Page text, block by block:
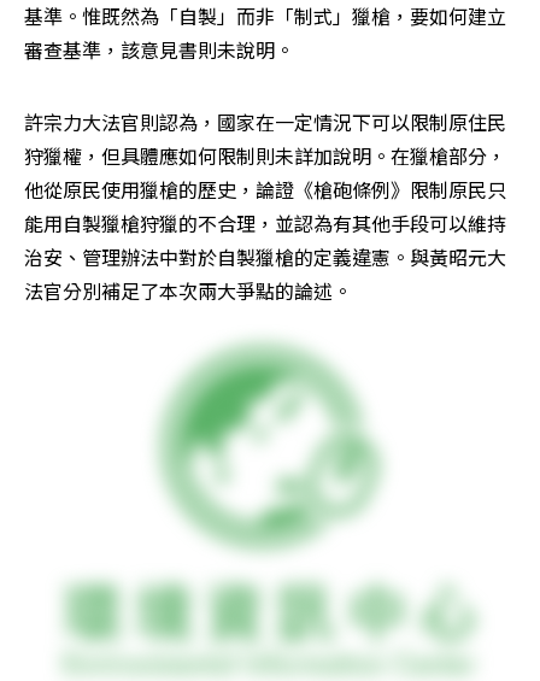
基準。惟既然為「自製」而非「制式」獵槍，要如何建立
審查基準，該意見書則未說明。
許宗力大法官則認為，國家在一定情況下可以限制原住民
狩獵權，但具體應如何限制則未詳加說明。在獵槍部分，
他從原民使用獵槍的歷史，論證《槍砲條例》限制原民只
能用自製獵槍狩獵的不合理，並認為有其他手段可以維持
治安、管理辦法中對於自製獵槍的定義違憲。與黃昭元大
法官分別補足了本次兩大爭點的論述。